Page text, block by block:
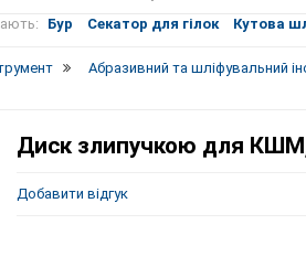
Бур Секатор для гілок Кутова
Абразивний та шліфувальний
Диск злипучкою для
Добавити відгук